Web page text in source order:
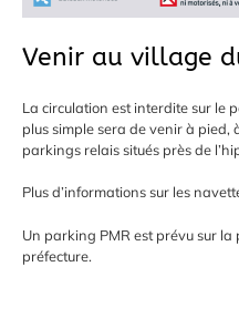
Venir au village
La circulation est interdite sur le
plus simple sera de venir à pied,
parkings relais situés près de
Plus d’informations sur les
Un parking PMR est prévu sur la
préfecture.